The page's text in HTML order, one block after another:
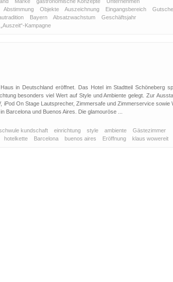
Abstimmung Objekte Auszeichnung Eingangsbereich
Bayern Absatzwachstum
Geschäftsjahr
„Auszeit“-Kampagne
in Deutschland eröffnet. Das Hotel im Stadtteil Schöneberg
besonders viel Wert auf Style und Ambiente gelegt. Zur
On Stage Lautsprecher, Zimmersafe und Zimmerservice sowie
Barcelona und Buenos Aires. Die glamouröse ...
kundschaft einrichtung style ambiente
Gästezimmer
hotelkette Barcelona buenos aires Eröffnung klaus wowereit